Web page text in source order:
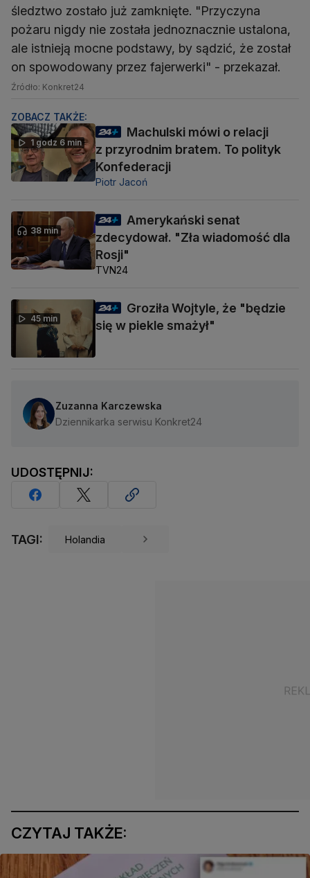
śledztwo zostało już zamknięte. "Przyczyna
pożaru nigdy nie została jednoznacznie ustalona,
ale istnieją mocne podstawy, by sądzić, że został
on spowodowany przez fajerwerki" - przekazał.
Źródło: Konkret24
ZOBACZ TAKŻE:
1 godz 6 min
Machulski mówi o relacji
z przyrodnim bratem. To polityk
Konfederacji
Piotr Jacoń
38 min
Amerykański senat
zdecydował. "Zła wiadomość dla
Rosji"
TVN24
45 min
Groziła Wojtyle, że "będzie
się w piekle smażył"
Zuzanna Karczewska
Dziennikarka serwisu Konkret24
UDOSTĘPNIJ:
TAGI: Holandia
CZYTAJ TAKŻE: